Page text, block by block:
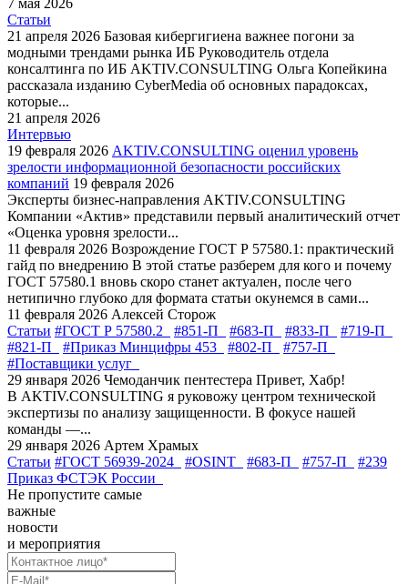
7 мая 2026
Статьи
21 апреля 2026 Базовая кибергигиена важнее погони за
модными трендами рынка ИБ Руководитель отдела
консалтинга по ИБ AKTIV.CONSULTING Ольга Копейкина
рассказала изданию CyberMedia об основных парадоксах,
которые...
21 апреля 2026
Интервью
19 февраля 2026 AKTIV.CONSULTING оценил уровень
зрелости информационной безопасности российских
компаний 19 февраля 2026
Эксперты бизнес-направления AKTIV.CONSULTING
Компании «Актив» представили первый аналитический отчет
«Оценка уровня зрелости...
11 февраля 2026 Возрождение ГОСТ Р 57580.1: практический
гайд по внедрению В этой статье разберем для кого и почему
ГОСТ 57580.1 вновь скоро станет актуален, после чего
нетипично глубоко для формата статьи окунемся в сами...
11 февраля 2026 Алексей Сторож
Статьи #ГОСТ Р 57580.2 #851-П #683-П #833-П
#719-П
#821-П
#Приказ Минцифры 453 #802-П
#757-П
#Поставщики услуг
29 января 2026 Чемоданчик пентестера Привет, Хабр!
В AKTIV.CONSULTING я руковожу центром технической
экспертизы по анализу защищенности. В фокусе нашей
команды —...
29 января 2026 Артем Храмых
Статьи #ГОСТ 56939-2024 #OSINT #683-П #757-П
#239
Приказ ФСТЭК России
Не пропустите самые
важные
новости
и мероприятия